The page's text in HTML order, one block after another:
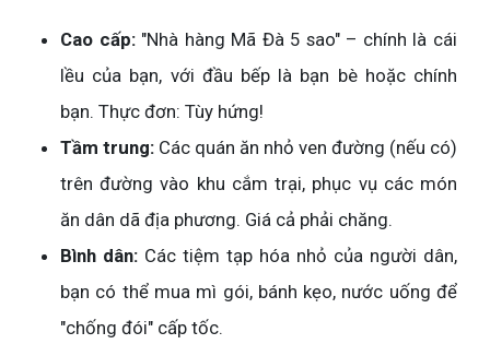
Cao cấp:"Nhà hàng Mã Đà 5 sao" – chính là cái
lều của bạn, với đầu bếp là bạn bè hoặc chính
bạn. Thực đơn: Tùy hứng!
Tầm trung: Các quán ăn nhỏ ven đường (nếu có)
trên đường vào khu cắm trại, phục vụ các món
ăn dân dã địa phương. Giá cả phải chăng.
Bình dân: Các tiệm tạp hóa nhỏ của người dân,
bạn có thể mua mì gói, bánh kẹo, nước uống để
"chống đói" cấp tốc.